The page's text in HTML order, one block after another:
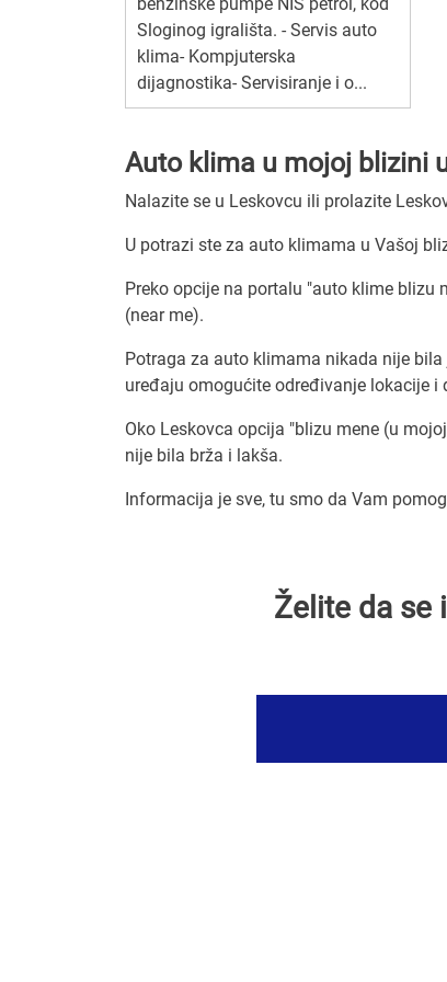
Sloginog igrališta. - Servis auto
klima- Kompjuterska
dijagnostika- Servisiranje i o...
Auto klima u mojoj blizini
Nalazite se u Leskovcu ili prolazite
U potrazi ste za auto klimama u Vašoj
Preko opcije na portalu "auto klime blizu
(near me).
Potraga za auto klimama nikada nije
uređaju omogućite određivanje lokacije
Oko Leskovca opcija "blizu mene (u
nije bila brža i lakša.
Informacija je sve, tu smo da Vam
Želite da se